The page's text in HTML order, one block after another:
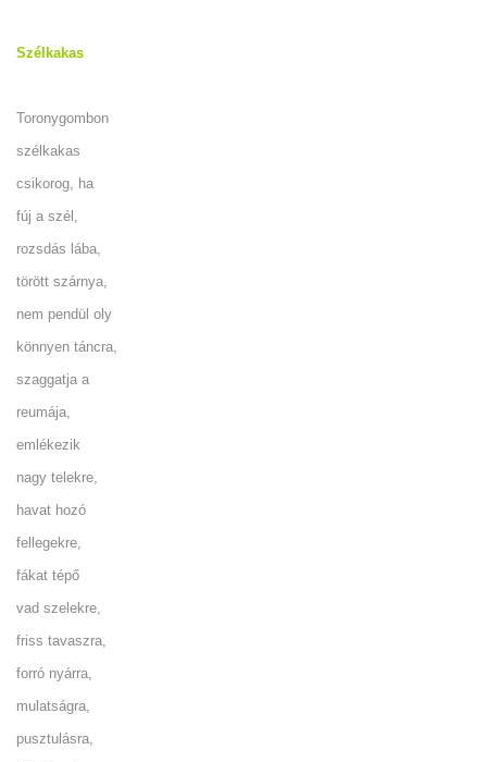
Szélkakas
Toronygombon
szélkakas
csikorog, ha
fúj a szél,
rozsdás lába,
törött szárnya,
nem pendül oly
könnyen táncra,
szaggatja a
reumája,
emlékezik
nagy telekre,
havat hozó
fellegekre,
fákat tépő
vad szelekre,
friss tavaszra,
forró nyárra,
mulatságra,
pusztulásra,